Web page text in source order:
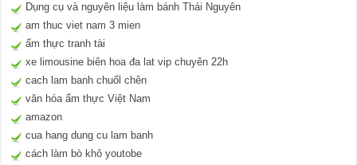
Dụng cụ và nguyên liệu làm bánh Thái Nguyên
am thuc viet nam 3 mien
ẩm thực tranh tài
xe limousine biên hoa đa lat vip chuyên 22h
cach lam banh chuốl chên
văn hóa ẩm thực Việt Nam
amazon
cua hang dung cu lam banh
cách làm bò khô youtobe